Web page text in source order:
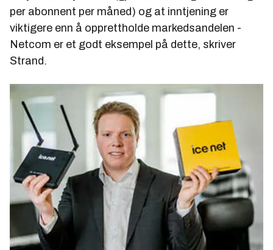
per abonnent per måned) og at inntjening er
viktigere enn å opprettholde markedsandelen -
Netcom er et godt eksempel på dette, skriver
Strand.